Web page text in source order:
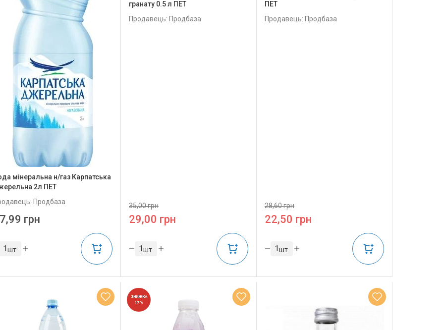
мінеральна н/газ Карпатська
2л ПЕТ
Продбаза
грн
шт
гранату 0.5 л ПЕТ
Продавець: Продбаза
35,00 грн
29,00 грн
шт
ПЕТ
Продавець: Продбаза
28,60 грн
22,50 грн
шт
ЗНИЖКА
17%